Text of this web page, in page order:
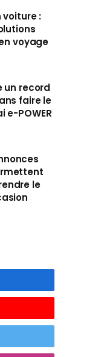
voiture :
voyage
un record
faire le
e-POWER
le